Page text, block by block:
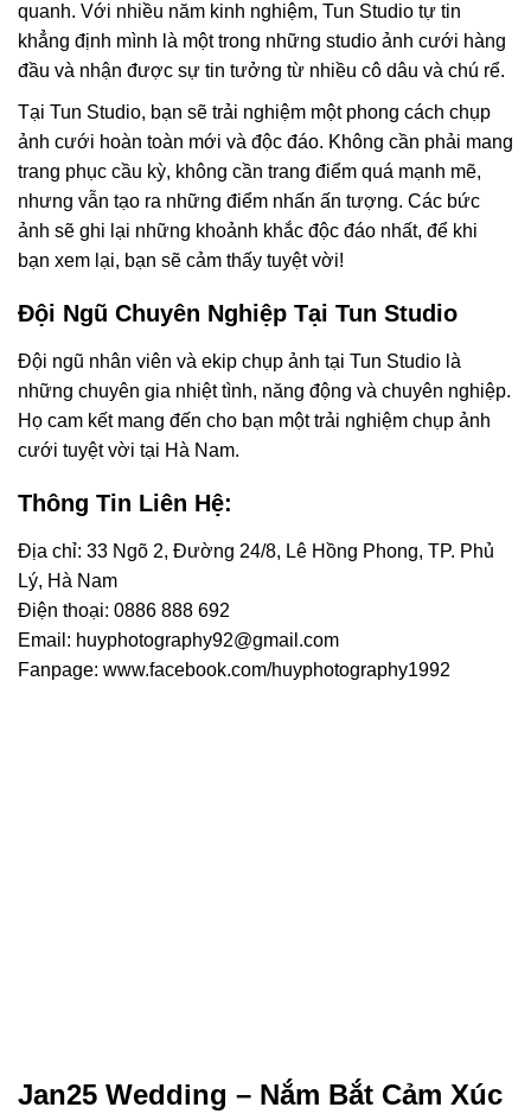
quanh. Với nhiều năm kinh nghiệm, Tun Studio tự tin
khẳng định mình là một trong những studio ảnh cưới hàng
đầu và nhận được sự tin tưởng từ nhiều cô dâu và chú rể.
Tại Tun Studio, bạn sẽ trải nghiệm một phong cách chụp
ảnh cưới hoàn toàn mới và độc đáo. Không cần phải mang
trang phục cầu kỳ, không cần trang điểm quá mạnh mẽ,
nhưng vẫn tạo ra những điểm nhấn ấn tượng. Các bức
ảnh sẽ ghi lại những khoảnh khắc độc đáo nhất, để khi
bạn xem lại, bạn sẽ cảm thấy tuyệt vời!
Đội Ngũ Chuyên Nghiệp Tại Tun Studio
Đội ngũ nhân viên và ekip chụp ảnh tại Tun Studio là
những chuyên gia nhiệt tình, năng động và chuyên nghiệp.
Họ cam kết mang đến cho bạn một trải nghiệm chụp ảnh
cưới tuyệt vời tại Hà Nam.
Thông Tin Liên Hệ:
Địa chỉ: 33 Ngõ 2, Đường 24/8, Lê Hồng Phong, TP. Phủ
Lý, Hà Nam
Điện thoại: 0886 888 692
Email: huyphotography92@gmail.com
Fanpage: www.facebook.com/huyphotography1992
Jan25 Wedding – Nắm Bắt Cảm Xúc